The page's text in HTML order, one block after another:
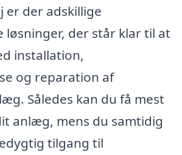
er der adskillige
løsninger, der står klar til at
installation,
og reparation af
Således kan du få mest
anlæg, mens du samtidig
tilgang til